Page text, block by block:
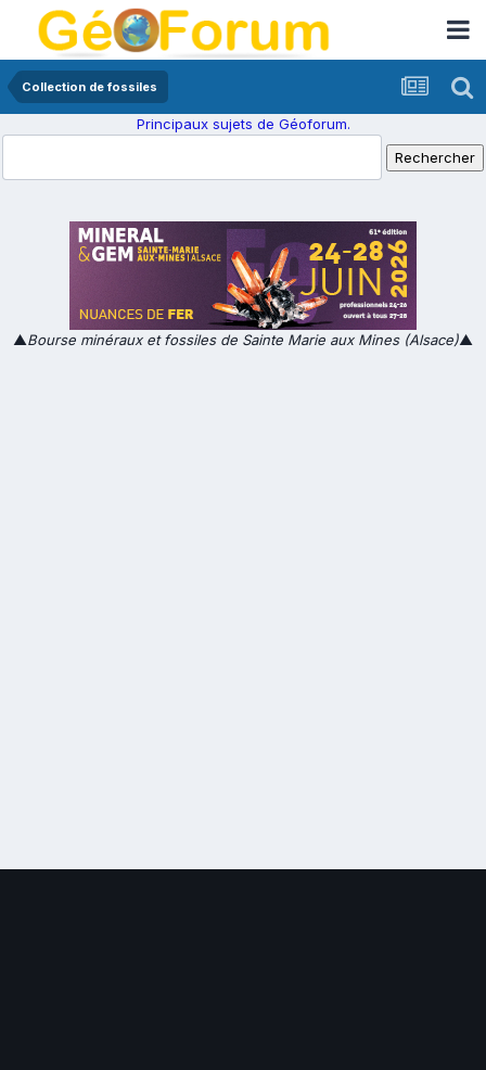
Collection de fossiles
Principaux sujets de Géoforum.
▲Bourse minéraux et fossiles de Sainte Marie aux Mines (Alsace)▲